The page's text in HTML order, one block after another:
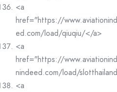
<a
href="https://
ed.com/load/qiuqiu/</a>
<a
href="https://
nindeed.com/load/
<a